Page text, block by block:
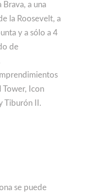
Brava, a una
la Roosevelt, a
y a sólo a 4
de
Tower, Icon
Tiburón II.
se puede